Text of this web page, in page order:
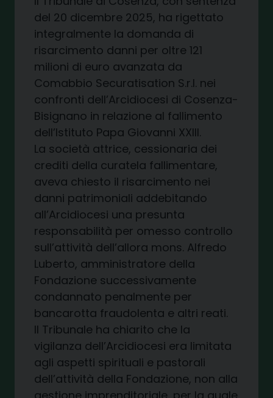
del 20 dicembre 2025, ha rigettato
integralmente la domanda di
risarcimento danni per oltre 121
milioni di euro avanzata da
Comabbio Securatisation S.r.l. nei
confronti dell’Arcidiocesi di Cosenza-
Bisignano in relazione al fallimento
dell’Istituto Papa Giovanni XXIII.
La società attrice, cessionaria dei
crediti della curatela fallimentare,
aveva chiesto il risarcimento nei
danni patrimoniali addebitando
all’Arcidiocesi una presunta
responsabilità per omesso controllo
sull’attività dell’allora mons. Alfredo
Luberto, amministratore della
Fondazione successivamente
condannato penalmente per
bancarotta fraudolenta e altri reati.
Il Tribunale ha chiarito che la
vigilanza dell’Arcidiocesi era limitata
agli aspetti spirituali e pastorali
dell’attività della Fondazione, non alla